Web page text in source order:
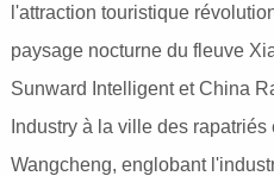
l'attraction touristique
paysage nocturne du fleuve
Sunward Intelligent et China
Industry à la ville des
Wangcheng, englobant